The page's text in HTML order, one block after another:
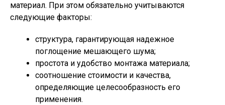
материал. При этом обязательно учитываются
следующие факторы:
структура, гарантирующая надежное
поглощение мешающего шума;
простота и удобство монтажа материала;
соотношение стоимости и качества,
определяющие целесообразность его
применения.